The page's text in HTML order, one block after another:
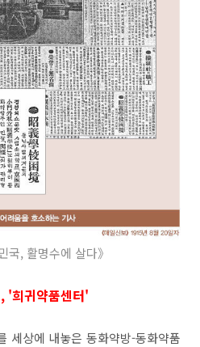
국, 활명수에 살다》
'희귀약품센터'
세상에 내놓은 동화약방-동화약품